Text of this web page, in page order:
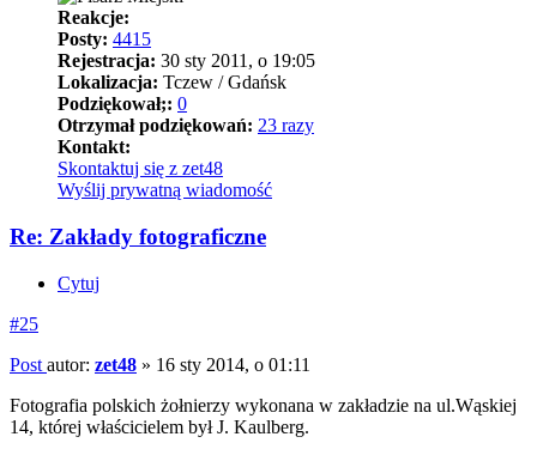
Reakcje:
Posty: 4415
Rejestracja: 30 sty 2011, o 19:05
Lokalizacja: Tczew / Gdańsk
Podziękował;: 0
Otrzymał podziękowań: 23 razy
Kontakt:
Skontaktuj się z zet48
Wyślij prywatną wiadomość
Re: Zakłady fotograficzne
Cytuj
#25
Post autor: zet48 » 16 sty 2014, o 01:11
Fotografia polskich żołnierzy wykonana w zakładzie na ul.Wąskiej
14, której właścicielem był J. Kaulberg.